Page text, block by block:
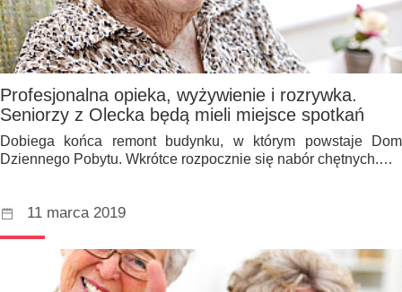
Profesjonalna opieka, wyżywienie i rozrywka.
Seniorzy z Olecka będą mieli miejsce spotkań
Dobiega końca remont budynku, w którym powstaje Dom
Dziennego Pobytu. Wkrótce rozpocznie się nabór chętnych.…
11 marca 2019